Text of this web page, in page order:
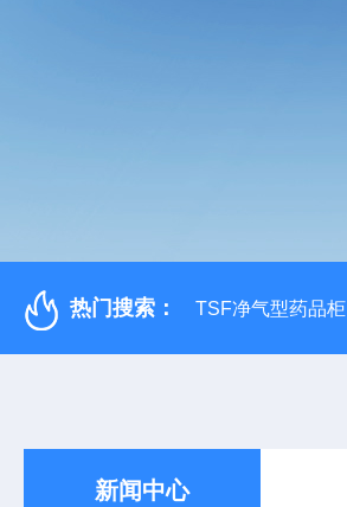
热门搜索： TSF净气型药品柜
新闻中心